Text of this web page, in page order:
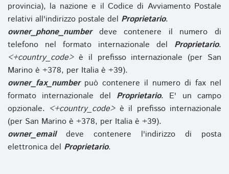
provincia), la nazione e il Codice di Avviamento Postale
relativi all'indirizzo postale del Proprietario.
owner_phone_numberdeve contenere il numero di
telefono nel formato internazionale del Proprietario.
<+country_code>è il prefisso internazionale (per San
Marino è +378, per Italia è +39).
owner_fax_numberpuò contenere il numero di fax nel
formato internazionale del Proprietario. E' un campo
opzionale. <+country_code>è il prefisso internazionale
(per San Marino è +378, per Italia è +39).
owner_emaildeve contenere l'indirizzo di posta
elettronica del Proprietario.